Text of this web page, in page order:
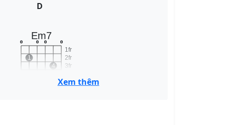
D
Em7
1fr
2fr
3fr
o
1
o o
4
o
Xem thêm